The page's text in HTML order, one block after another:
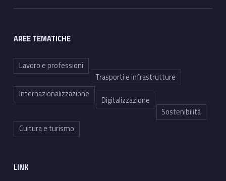
AREE TEMATICHE
Lavoro e professioni
Trasporti e infrastrutture
Internazionalizzazione
Digitalizzazione
Sostenibilità
Cultura e turismo
LINK